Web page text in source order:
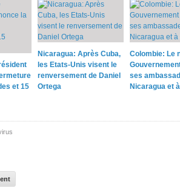
et 15
Nicaragua: Après Cuba,
les Etats-Unis visent le
renversement de Daniel
Ortega
Colombie: Le
ses
Nicaragua et